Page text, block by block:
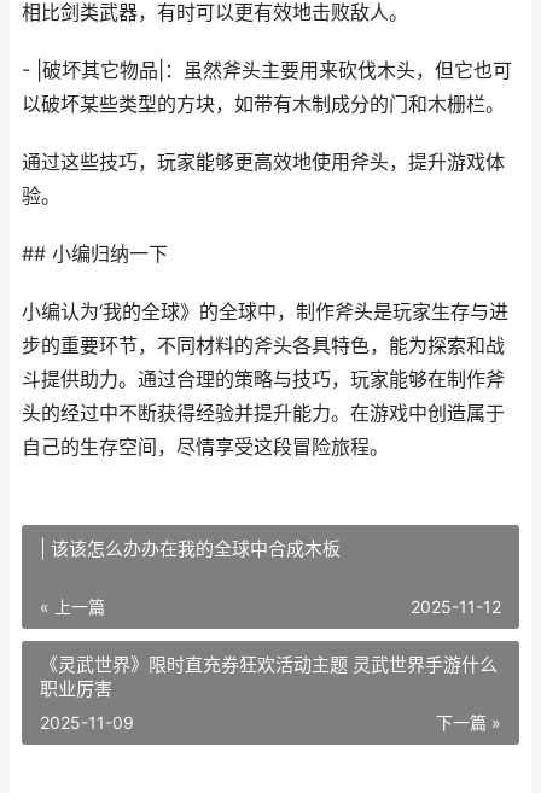
相比剑类武器，有时可以更有效地击败敌人。
- |破坏其它物品|：虽然斧头主要用来砍伐木头，但它也可
以破坏某些类型的方块，如带有木制成分的门和木栅栏。
通过这些技巧，玩家能够更高效地使用斧头，提升游戏体
验。
## 小编归纳一下
小编认为‘我的全球》的全球中，制作斧头是玩家生存与进
步的重要环节，不同材料的斧头各具特色，能为探索和战
斗提供助力。通过合理的策略与技巧，玩家能够在制作斧
头的经过中不断获得经验并提升能力。在游戏中创造属于
自己的生存空间，尽情享受这段冒险旅程。
| 该该怎么办办在我的全球中合成木板
« 上一篇 2025-11-12
《灵武世界》限时直充券狂欢活动主题 灵武世界手游什么
职业厉害
下一篇 »
2025-11-09